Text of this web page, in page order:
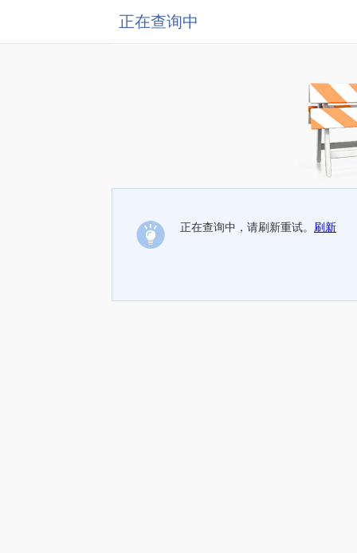
正在查询中
正在查询中，请刷新重试。 刷新